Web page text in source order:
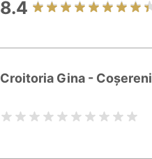
8.4
Croitoria Gina - Coșereni